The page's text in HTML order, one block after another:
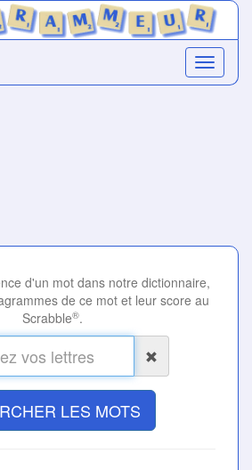
d'un mot dans notre dictionnaire,
de ce mot et leur score au
Scrabble®.
LES MOTS